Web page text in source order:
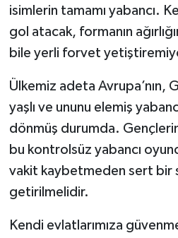
isimlerin tamamı yabancı.
gol atacak, formanın
bile yerli forvet
Ülkemiz adeta Avrupa’nın,
yaşlı ve ununu elemiş
dönmüş durumda.
bu kontrolsüz yabancı
vakit kaybetmeden sert bir
getirilmelidir.
Kendi evlatlarımıza